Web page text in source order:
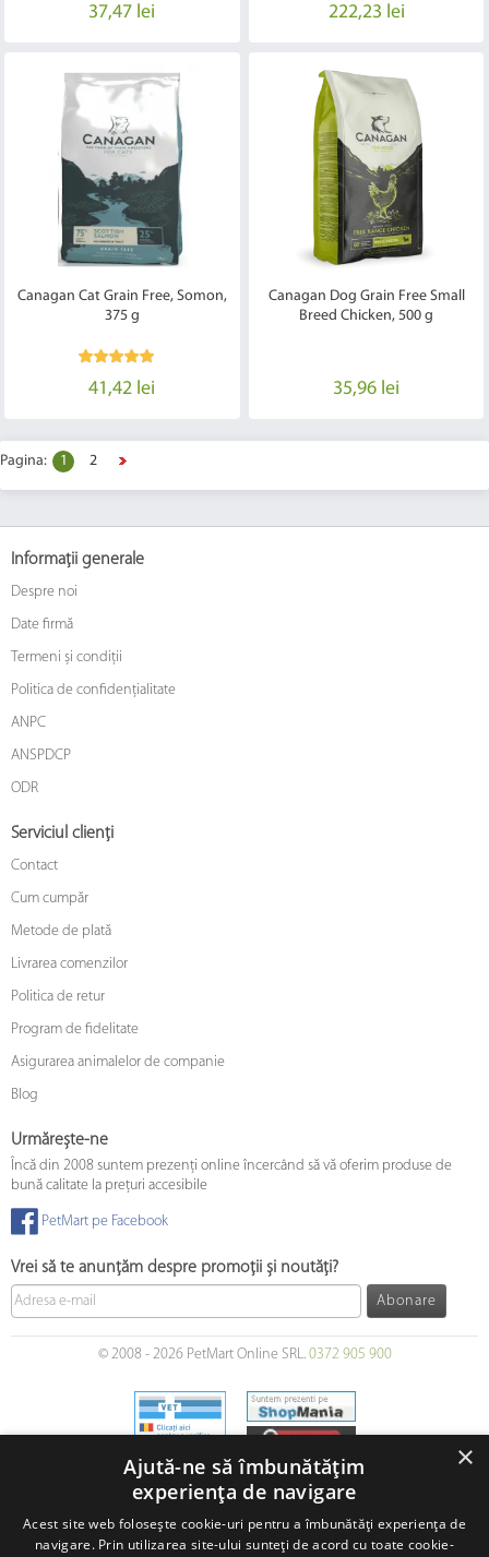
37,47 lei 222,23 lei
Canagan Cat Grain Free, Somon,
375 g
41,42 lei
Canagan Dog Grain Free Small
Breed Chicken, 500 g
35,96 lei
Pagina: 1 2
Informații generale
Despre noi
Date firmă
Termeni și condiții
Politica de confidențialitate
ANPC
ANSPDCP
ODR
Serviciul clienți
Contact
Cum cumpăr
Metode de plată
Livrarea comenzilor
Politica de retur
Program de fidelitate
Asigurarea animalelor de companie
Blog
Urmărește-ne
Încă din 2008 suntem prezenți online încercând să vă oferim produse de
bună calitate la prețuri accesibile
PetMart pe Facebook
Vrei să te anunțăm despre promoții și noutăți?
Abonare
© 2008 - 2026 PetMart Online SRL. 0372 905 900
×
Ajută-ne să îmbunătățim
experiența de navigare
Acest site web folosește cookie-uri pentru a îmbunătăți experiența de
navigare. Prin utilizarea site-ului sunteți de acord cu toate cookie-